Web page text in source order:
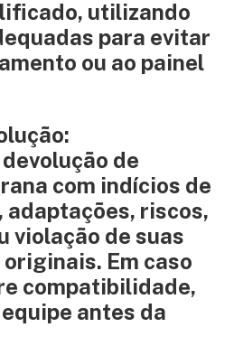
utilizando
para evitar
ou ao painel
de
com indícios de
adaptações, riscos,
violação de suas
Em caso
compatibilidade,
antes da